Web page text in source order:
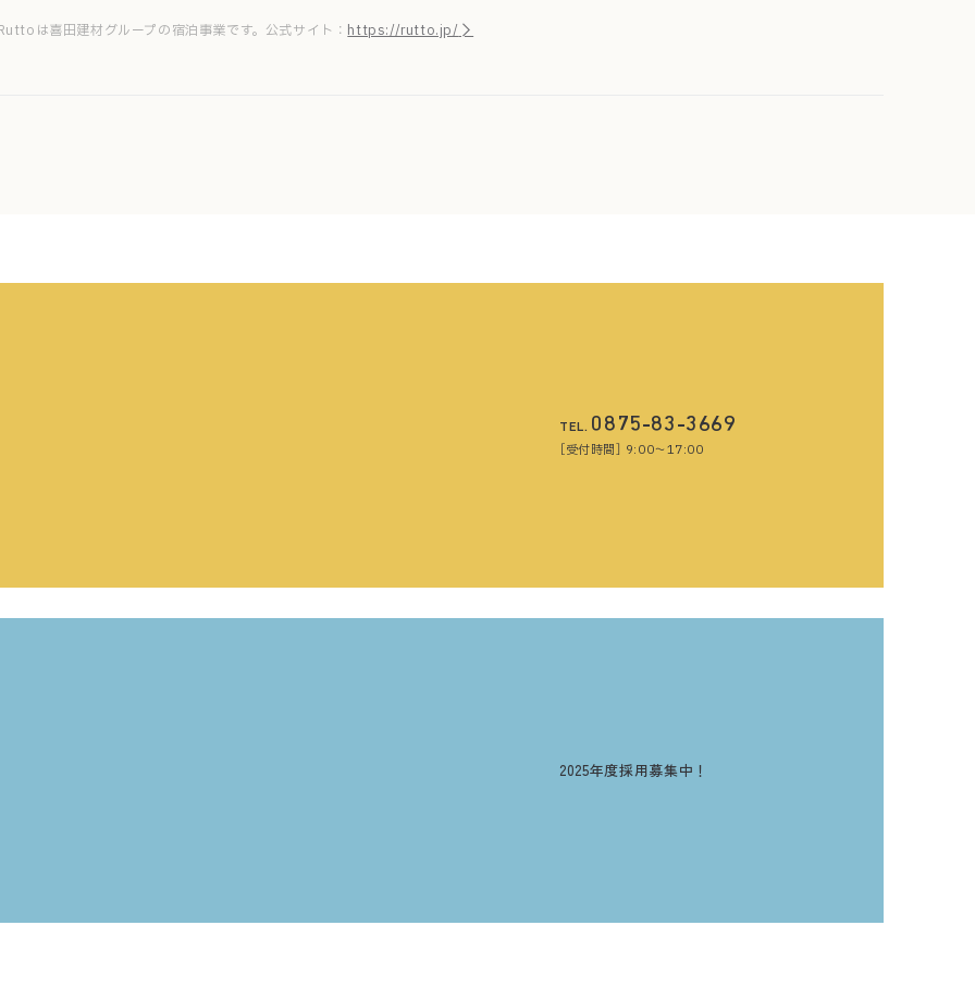
は喜田建材グループの宿泊事業です。公式サイト： https://rutto.jp/
TEL. 0875-83-3669
［受付時間］ 9:00〜17:00
2025年度採用募集中！